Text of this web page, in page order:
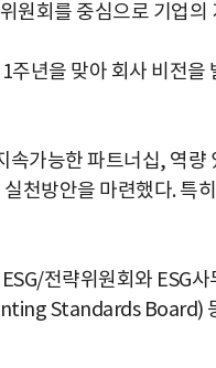
원회를 중심으로 기업
주년을 맞아 회사 비전
속가능한 파트너십, 역
천방안을 마련했다.
ESG/전략위원회와
Standards Board)